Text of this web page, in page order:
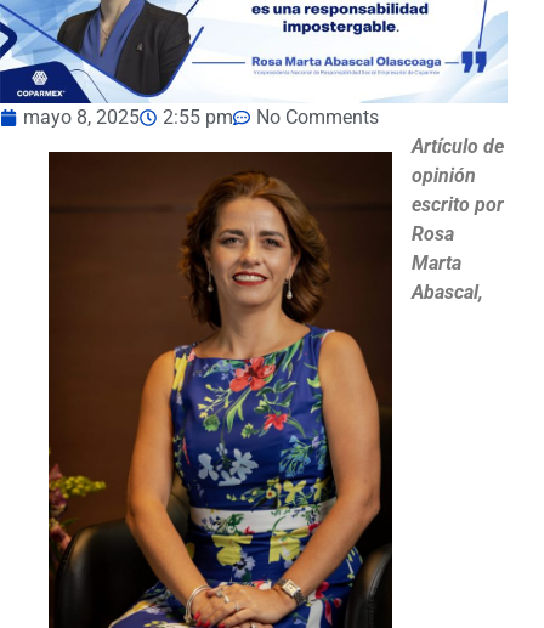
mayo 8, 2025 2:55 pm
No Comments
Artículo de
opinión
escrito por
Rosa
Marta
Abascal,